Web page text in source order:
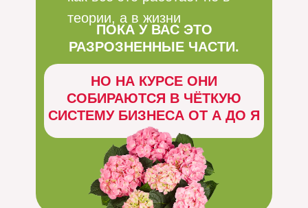
ПОКА У ВАС ЭТО
РАЗРОЗНЕННЫЕ ЧАСТИ.
НО НА КУРСЕ ОНИ
СОБИРАЮТСЯ В ЧЁТКУЮ
СИСТЕМУ БИЗНЕСА ОТ А ДО Я
теории, а в жизни